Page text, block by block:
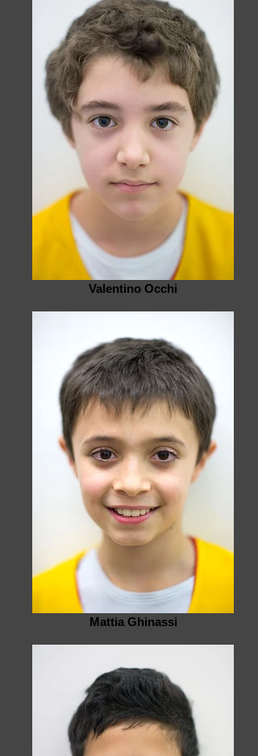
Valentino Occhi
Mattia Ghinassi